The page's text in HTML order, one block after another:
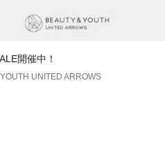
であるポロシャツをはじめ、メン
ットウェア、レザーグッズなどトー
揃えております。
の注意書き」、「洗濯表示」がご
開催中！
UNITED ARROWS